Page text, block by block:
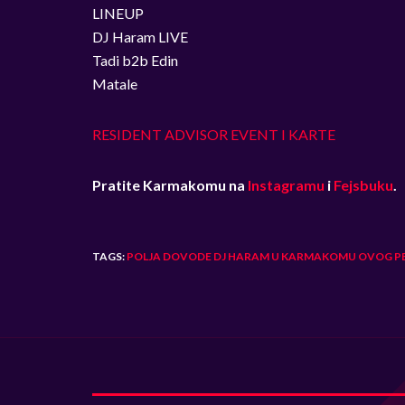
LINEUP
DJ Haram LIVE
Tadi b2b Edin
Matale
RESIDENT ADVISOR EVENT I KARTE
Pratite Karmakomu na Instagramu i Fejsbuku
TAGS: POLJA DOVODE DJ HARAM U KARMAKOMU OVOG